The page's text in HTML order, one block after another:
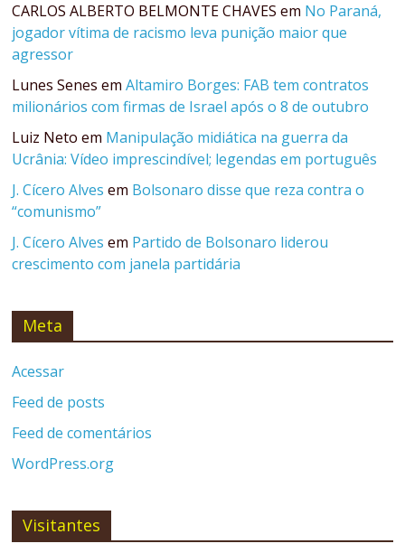
CARLOS ALBERTO BELMONTE CHAVES em No Paraná,
jogador vítima de racismo leva punição maior que
agressor
Lunes Senes emAltamiro Borges: FAB tem contratos
milionários com firmas de Israel após o 8 de outubro
Luiz Neto em Manipulação midiática na guerra da
Ucrânia: Vídeo imprescindível; legendas em português
J. Cícero Alves em Bolsonaro disse que reza contra o
“comunismo”
J. Cícero Alves em Partido de Bolsonaro liderou
crescimento com janela partidária
Meta
Acessar
Feed de posts
Feed de comentários
WordPress.org
Visitantes